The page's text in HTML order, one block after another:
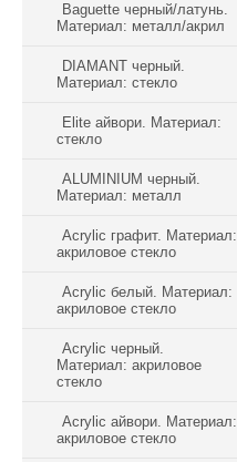
Baguette черный/латунь.
Материал: металл/акрил
DIAMANT черный.
Материал: стекло
Elite айвори. Материал:
стекло
ALUMINIUM черный.
Материал: металл
Acrylic графит. Материал:
акриловое стекло
Acrylic белый. Материал:
акриловое стекло
Acrylic черный.
Материал: акриловое
стекло
Acrylic айвори. Материал:
акриловое стекло